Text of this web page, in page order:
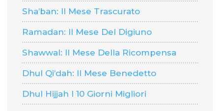
Sha’ban: Il Mese Trascurato
Ramadan: Il Mese Del Digiuno
Shawwal: Il Mese Della Ricompensa
Dhul Qi’dah: Il Mese Benedetto
Dhul Hijjah I 10 Giorni Migliori